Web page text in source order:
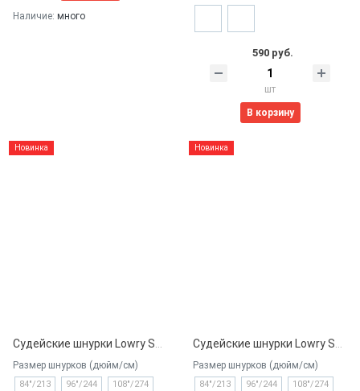
Наличие: много
590 руб.
шт
В корзину
Новинка
Размер шнурков (дюйм/см)
84"/213 96"/244 108"/274
Новинка
Размер шнурков (дюйм/см)
84"/213 96"/244 108"/274